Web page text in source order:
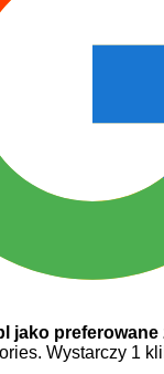
jako preferowane
Wystarczy 1